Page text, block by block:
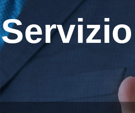
Servizio